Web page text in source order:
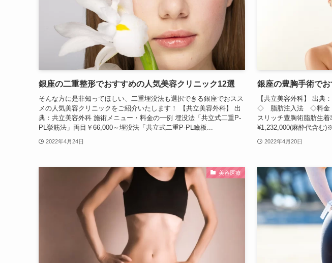
銀座の二重整形でおすすめの人気美容クリニック12選
そんな方に是非知ってほしい、二重埋没法も選択できる銀座でおスス
メの人気美容クリニックをご紹介いたします！ 【共立美容外科】 出
典：共立美容外科 施術メニュー・料金の一例 埋没法「共立式二重P-
PL挙筋法」両目￥66,000～埋没法「共立式二重P-PL瞼板...
2022年4月24日
銀座の豊胸手術で
【共立美容外科】 出典
◇ 脂肪注入法 ◇料金・
スリッチ豊胸術脂肪生
¥1,232,000(麻酔代含む
2022年4月20日
美容医療